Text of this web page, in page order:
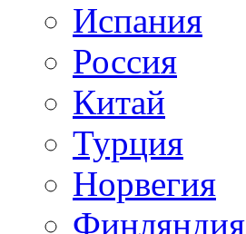
Испания
Россия
Китай
Турция
Норвегия
Финляндия